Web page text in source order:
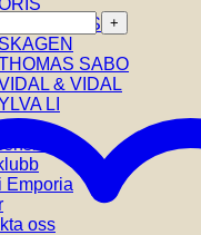
SIF JAKOBS
SKAGEN
SABO
& VIDAL
LI
Emporia
oss